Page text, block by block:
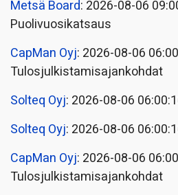
Metsä Board: 2026-08-06
Puolivuosikatsaus
CapMan Oyj: 2026-08-06
Tulosjulkistamisajankohdat
Solteq Oyj: 2026-08-06
Solteq Oyj: 2026-08-06
CapMan Oyj: 2026-08-06
Tulosjulkistamisajankohdat